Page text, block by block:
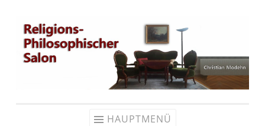
Zum
Inhalt
springen
HAUPTMENÜ